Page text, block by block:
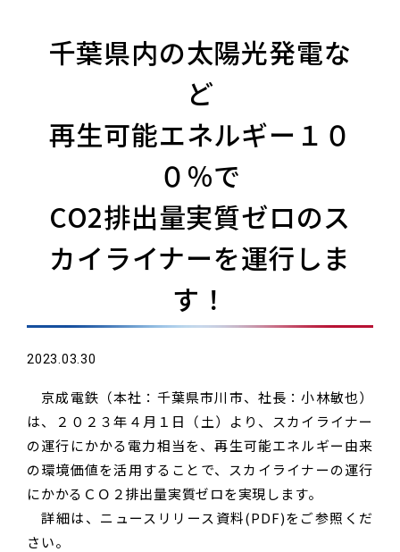
千葉県内の太陽光発電な
ど
再生可能エネルギー１０
０％で
CO2排出量実質ゼロのス
カイライナーを運行しま
す！
2023.03.30
京成電鉄（本社：千葉県市川市、社長：小林敏也）
は、２０２３年４月１日（土）より、スカイライナー
の運行にかかる電力相当を、再生可能エネルギー由来
の環境価値を活用することで、スカイライナーの運行
にかかるＣＯ２排出量実質ゼロを実現します。
詳細は、ニュースリリース資料(PDF)をご参照くだ
さい。